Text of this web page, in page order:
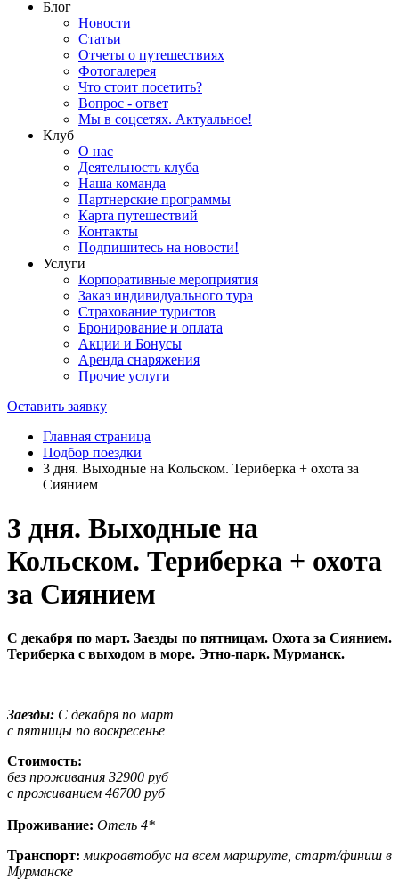
Блог
Новости
Статьи
Отчеты о путешествиях
Фотогалерея
Что стоит посетить?
Вопрос - ответ
Мы в соцсетях. Актуальное!
Клуб
О нас
Деятельность клуба
Наша команда
Партнерские программы
Карта путешествий
Контакты
Подпишитесь на новости!
Услуги
Корпоративные мероприятия
Заказ индивидуального тура
Страхование туристов
Бронирование и оплата
Акции и Бонусы
Аренда снаряжения
Прочие услуги
Оставить заявку
Главная страница
Подбор поездки
3 дня. Выходные на Кольском. Териберка + охота за
Сиянием
3 дня. Выходные на
Кольском. Териберка + охота
за Сиянием
С декабря по март. Заезды по пятницам. Охота за Сиянием.
Териберка с выходом в море. Этно-парк. Мурманск.
Заезды: С декабря по март
с пятницы по воскресенье
Стоимость:
без проживания 32900 руб
с проживанием 46700 руб
Проживание: Отель 4*
Транспорт: микроавтобус на всем маршруте, старт/финиш в
Мурманске